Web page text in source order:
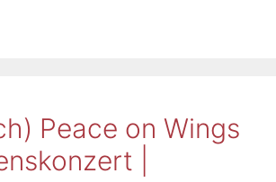
Peace on Wings
|